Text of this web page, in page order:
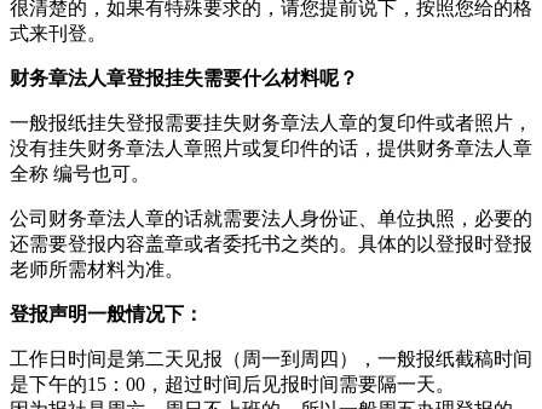
很清楚的，如果有特殊要求的，请您提前说下，按照您给的格
式来刊登。
财务章法人章登报挂失需要什么材料呢？
一般报纸挂失登报需要挂失财务章法人章的复印件或者照片，
没有挂失财务章法人章照片或复印件的话，提供财务章法人章
全称 编号也可。
公司财务章法人章的话就需要法人身份证、单位执照，必要的
还需要登报内容盖章或者委托书之类的。具体的以登报时登报
老师所需材料为准。
登报声明一般情况下：
工作日时间是第二天见报（周一到周四），一般报纸截稿时间
是下午的15：00，超过时间后见报时间需要隔一天。